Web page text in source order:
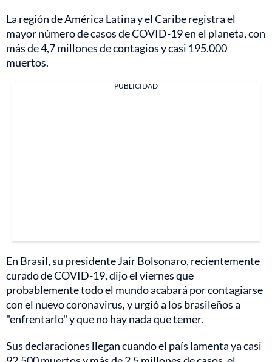
La región de América Latina y el Caribe registra el
mayor número de casos de COVID-19 en el planeta, con
más de 4,7 millones de contagios y casi 195.000
muertos.
PUBLICIDAD
En Brasil, su presidente Jair Bolsonaro, recientemente
curado de COVID-19, dijo el viernes que
probablemente todo el mundo acabará por contagiarse
con el nuevo coronavirus, y urgió a los brasileños a
"enfrentarlo" y que no hay nada que temer.
Sus declaraciones llegan cuando el país lamenta ya casi